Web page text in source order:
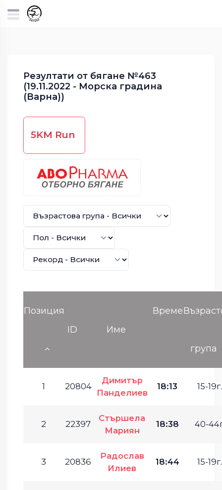
Резултати от бягане №463
(19.11.2022 - Морска градина
(Варна))
5KM Run
Позиция
ID
Име
Време
група
1 20804
Димитър
Панделиев
18:13 15-19г.
2 22397
Стършела
Мариян
18:38 40-
3 20836
Радослав
Илиев
18:44 15-19г.